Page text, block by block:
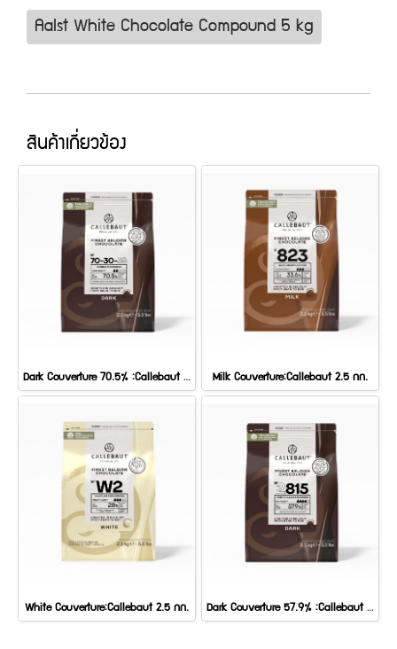
Aalst White Chocolate Compound 5 kg
สินค้าเกี่ยวข้อง
Dark Couverture 70.5% :Callebaut 2.5 กก. Milk Couverture:Callebaut 2.5 กก.
White Couverture:Callebaut 2.5 กก. Dark Couverture 57.9% :Callebaut 2.5 กก.